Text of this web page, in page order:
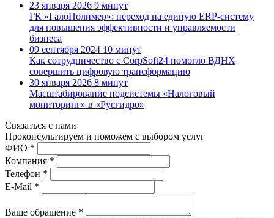
23 января 2026 9 минут
ГК «ГалоПолимер»: переход на единую ERP-систему
для повышения эффективности и управляемости
бизнеса
09 сентября 2024 10 минут
Как сотрудничество с CorpSoft24 помогло ВДНХ
совершить цифровую трансформацию
30 января 2026 8 минут
Масштабирование подсистемы «Налоговый
мониторинг» в «Русгидро»
Связаться с нами
Проконсуль­тируем и поможем с выбором услуг
ФИО *
Компания *
Телефон *
E-Mail *
Ваше обращение *